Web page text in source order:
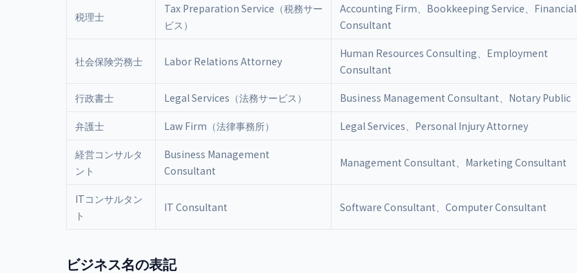
税理士
Tax Preparation Service（税務サー
ビス）
Accounting Firm、Bookkeeping Service、Financial
Consultant
社会保険労務士 Labor Relations Attorney
Human Resources Consulting、Employment
Consultant
行政書士 Legal Services（法務サービス） Business Management Consultant、Notary Public
弁護士 Law Firm（法律事務所） Legal Services、Personal Injury Attorney
経営コンサルタ
ント
Business Management
Consultant
Management Consultant、Marketing Consultant
ITコンサルタン
ト
IT Consultant Software Consultant、Computer Consultant
ビジネス名の表記